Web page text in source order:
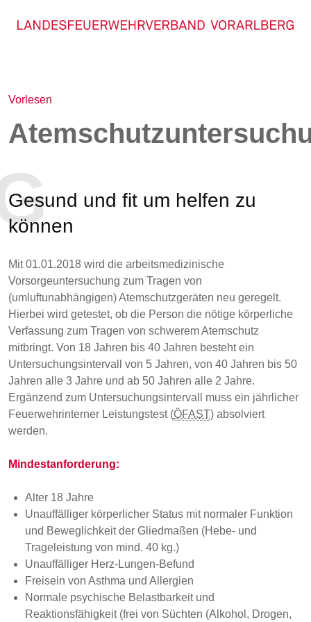
Vorlesen
Gesund und fit um helfen zu
können
Mit 01.01.2018 wird die arbeitsmedizinische
Vorsorgeuntersuchung zum Tragen von
(umluftunabhängigen) Atemschutzgeräten neu geregelt.
Hierbei wird getestet, ob die Person die nötige körperliche
Verfassung zum Tragen von schwerem Atemschutz
mitbringt. Von 18 Jahren bis 40 Jahren besteht ein
Untersuchungsintervall von 5 Jahren, von 40 Jahren bis 50
Jahren alle 3 Jahre und ab 50 Jahren alle 2 Jahre.
Ergänzend zum Untersuchungsintervall muss ein jährlicher
Feuerwehrinterner Leistungstest (ÖFAST) absolviert
werden.
Mindestanforderung:
Alter 18 Jahre
Unauffälliger körperlicher Status mit normaler Funktion
und Beweglichkeit der Gliedmaßen (Hebe- und
Trageleistung von mind. 40 kg.)
Unauffälliger Herz-Lungen-Befund
Freisein von Asthma und Allergien
Normale psychische Belastbarkeit und
Reaktionsfähigkeit (frei von Süchten (Alkohol, Drogen,